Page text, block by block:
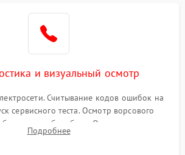
и визуальный осмотр
Считывание кодов ошибок на
сервисного теста. Осмотр ворсового
и барабана. Опрос клиента о
сушит, не крутит барабан, сильно шумит
Подробнее